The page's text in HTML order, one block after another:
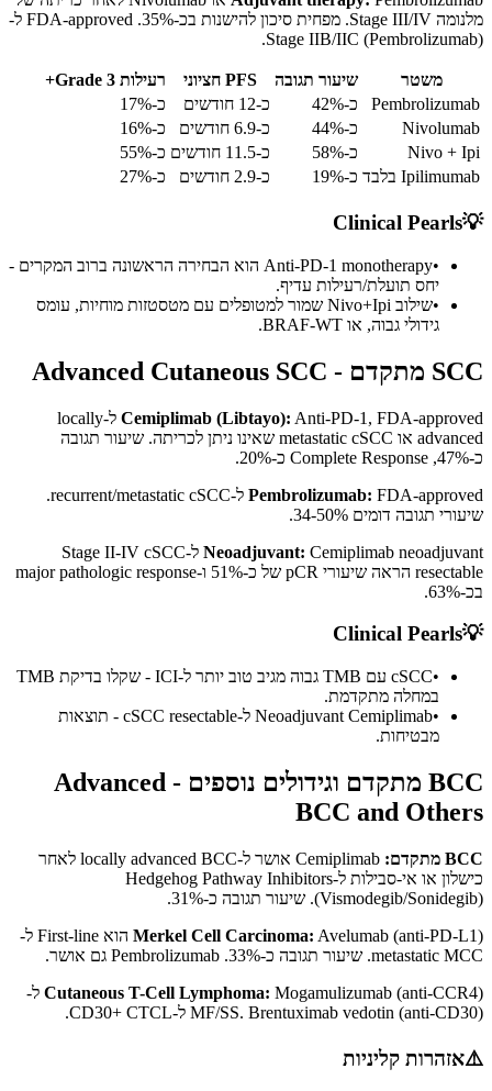
מלנומה Stage III/IV. מפחית סיכון להישנות בכ-35%. FDA-approved ל-
Stage IIB/IIC (Pembrolizumab).
משטר שיעור תגובה PFS חציוני
רעילות Grade 3+
Pembrolizumab
כ-42% כ-12 חודשים
כ-17%
Nivolumab
כ-44% כ-6.9 חודשים
כ-16%
Nivo + Ipi
כ-58% כ-11.5 חודשים
כ-55%
Ipilimumab בלבד
כ-19% כ-2.9 חודשים כ-27%
💡
Clinical Pearls
•
Anti-PD-1 monotherapy הוא הבחירה הראשונה ברוב המקרים -
יחס תועלת/רעילות עדיף.
•
שילוב Nivo+Ipi שמור למטופלים עם מטסטזות מוחיות, עומס
גידולי גבוה, או BRAF-WT.
SCC מתקדם - Advanced Cutaneous SCC
Cemiplimab (Libtayo):
Anti-PD-1, FDA-approved ל-locally
advanced או metastatic cSCC שאינו ניתן לכריתה. שיעור תגובה
כ-47%, Complete Response כ-20%.
Pembrolizumab:
FDA-approved ל-recurrent/metastatic cSCC.
שיעורי תגובה דומים 34-50%.
Neoadjuvant:
Cemiplimab neoadjuvant ל-Stage II-IV cSCC
resectable הראה שיעורי pCR של כ-51% ו-major pathologic response
בכ-63%.
💡
Clinical Pearls
•
cSCC עם TMB גבוה מגיב טוב יותר ל-ICI - שקלו בדיקת TMB
במחלה מתקדמת.
•
Neoadjuvant Cemiplimab ל-cSCC resectable - תוצאות
מבטיחות.
BCC מתקדם וגידולים נוספים - Advanced
BCC and Others
BCC מתקדם:
Cemiplimab אושר ל-locally advanced BCC לאחר
כישלון או אי-סבילות ל-Hedgehog Pathway Inhibitors
(Vismodegib/Sonidegib). שיעור תגובה כ-31%.
Merkel Cell Carcinoma:
Avelumab (anti-PD-L1) הוא First-line ל-
metastatic MCC. שיעור תגובה כ-33%. Pembrolizumab גם אושר.
Cutaneous T-Cell Lymphoma: Mogamulizumab (anti-CCR4) ל-
MF/SS. Brentuximab vedotin (anti-CD30) ל-CD30+ CTCL.
⚠️אזהרות קליניות